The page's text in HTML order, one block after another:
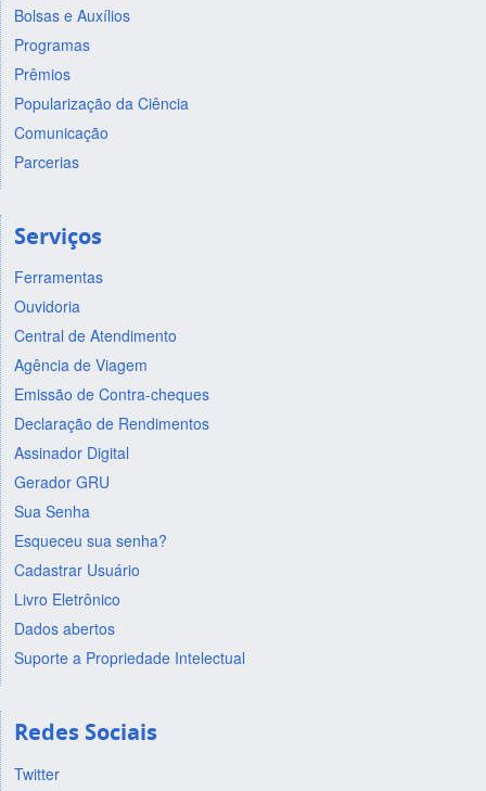
Bolsas e Auxílios
Programas
Prêmios
Popularização da Ciência
Comunicação
Parcerias
Serviços
Ferramentas
Ouvidoria
Central de Atendimento
Agência de Viagem
Emissão de Contra-cheques
Declaração de Rendimentos
Assinador Digital
Gerador GRU
Sua Senha
Esqueceu sua senha?
Cadastrar Usuário
Livro Eletrônico
Dados abertos
Suporte a Propriedade Intelectual
Redes Sociais
Twitter